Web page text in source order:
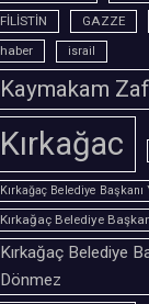
FİLİSTİN GAZZE
haber
israil
Kaymakam
Kırkağac
Kırkağaç Belediye
Kırkağaç Belediye
Kırkağaç Belediye
Dönmez